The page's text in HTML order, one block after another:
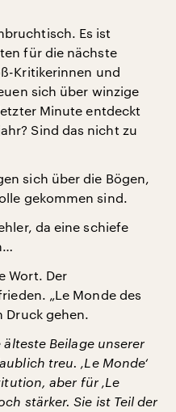
Es ist
für die nächste
Kritikerinnen und
sich über winzige
Minute entdeckt
Sind das nicht zu
sich über die Bögen,
gekommen sind.
da eine schiefe
Wort. Der
„Le Monde des
Druck gehen.
älteste Beilage unserer
treu. ‚Le Monde‘
aber für ‚Le
stärker. Sie ist Teil der